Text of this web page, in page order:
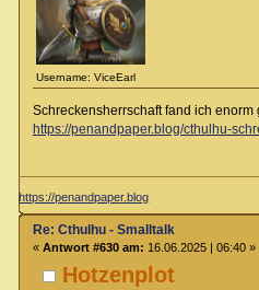
Username: ViceEarl
Schreckensherrschaft fand ich enorm
https://penandpaper.blog/cthulhu-
https://penandpaper.blog
Hotzenplot
Re: Cthulhu - Smalltalk
« Antwort #630 am: 16.06.2025 | 06:40 »